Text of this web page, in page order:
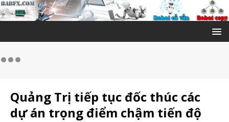
Quảng Trị tiếp tục đốc thúc các
dự án trọng điểm chậm tiến độ